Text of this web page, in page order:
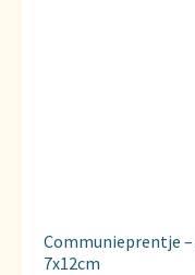
Communieprentje
7x12cm